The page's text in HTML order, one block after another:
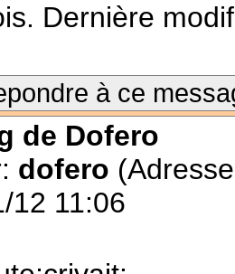
Dernière
à ce
de Dofero
dofero
12 11:06